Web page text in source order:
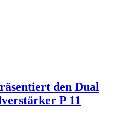
den Dual
P 11